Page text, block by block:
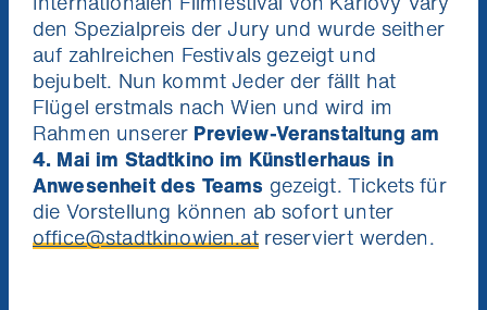
den Spezialpreis der Jury und wurde seither
auf zahlreichen Festivals gezeigt und
bejubelt. Nun kommt Jeder der fällt hat
Flügel erstmals nach Wien und wird im
Rahmen unserer Preview-Veranstaltung am
4. Mai im Stadtkino im Künstlerhaus in
Anwesenheit des Teams gezeigt. Tickets für
die Vorstellung können ab sofort unter
office@stadtkinowien.atreserviert werden.